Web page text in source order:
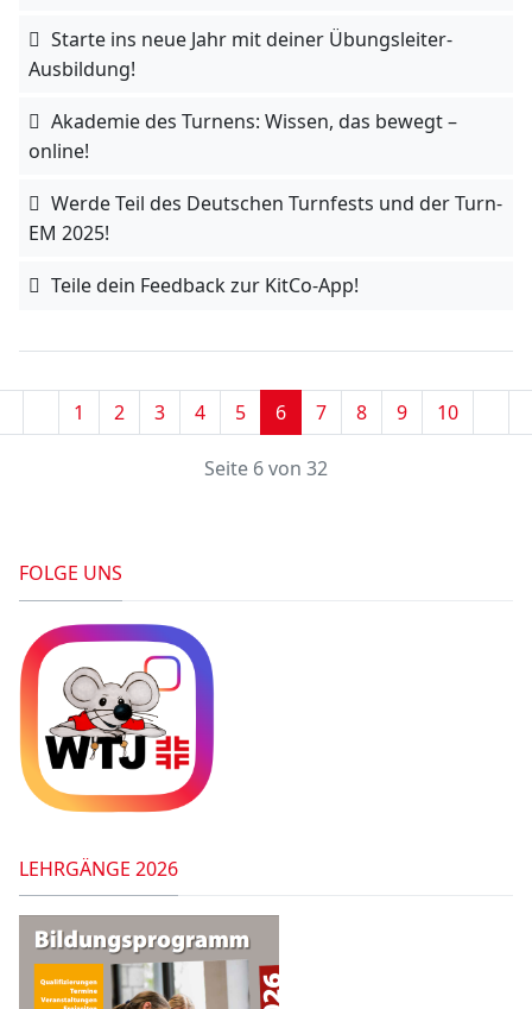
Starte ins neue Jahr mit deiner Übungsleiter-
Ausbildung!
Akademie des Turnens: Wissen, das bewegt –
online!
Werde Teil des Deutschen Turnfests und der Turn-
EM 2025!
Teile dein Feedback zur KitCo-App!
1 2 3 4 5 6 7 8 9 10
Seite 6 von 32
FOLGE UNS
LEHRGÄNGE 2026